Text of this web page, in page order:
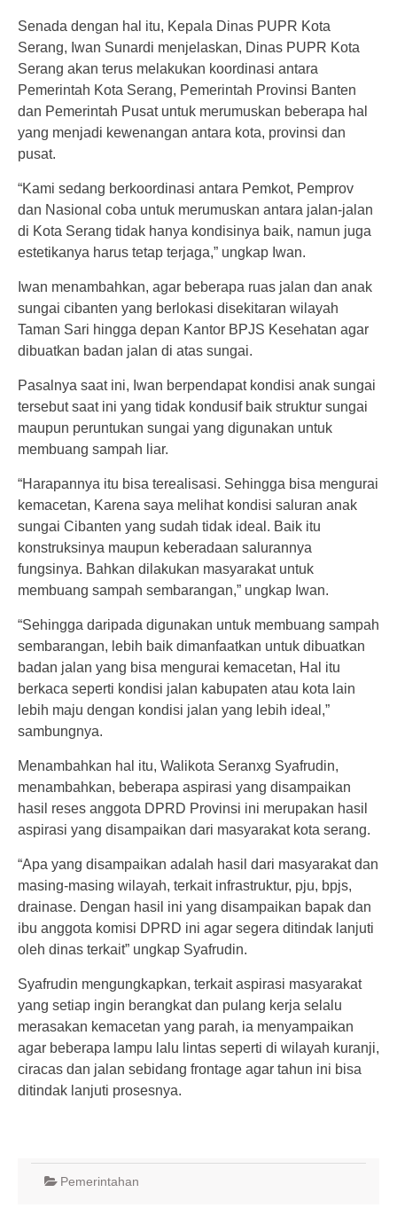
Senada dengan hal itu, Kepala Dinas PUPR Kota
Serang, Iwan Sunardi menjelaskan, Dinas PUPR Kota
Serang akan terus melakukan koordinasi antara
Pemerintah Kota Serang, Pemerintah Provinsi Banten
dan Pemerintah Pusat untuk merumuskan beberapa hal
yang menjadi kewenangan antara kota, provinsi dan
pusat.
“Kami sedang berkoordinasi antara Pemkot, Pemprov
dan Nasional coba untuk merumuskan antara jalan-jalan
di Kota Serang tidak hanya kondisinya baik, namun juga
estetikanya harus tetap terjaga,” ungkap Iwan.
Iwan menambahkan, agar beberapa ruas jalan dan anak
sungai cibanten yang berlokasi disekitaran wilayah
Taman Sari hingga depan Kantor BPJS Kesehatan agar
dibuatkan badan jalan di atas sungai.
Pasalnya saat ini, Iwan berpendapat kondisi anak sungai
tersebut saat ini yang tidak kondusif baik struktur sungai
maupun peruntukan sungai yang digunakan untuk
membuang sampah liar.
“Harapannya itu bisa terealisasi. Sehingga bisa mengurai
kemacetan, Karena saya melihat kondisi saluran anak
sungai Cibanten yang sudah tidak ideal. Baik itu
konstruksinya maupun keberadaan salurannya
fungsinya. Bahkan dilakukan masyarakat untuk
membuang sampah sembarangan,” ungkap Iwan.
“Sehingga daripada digunakan untuk membuang sampah
sembarangan, lebih baik dimanfaatkan untuk dibuatkan
badan jalan yang bisa mengurai kemacetan, Hal itu
berkaca seperti kondisi jalan kabupaten atau kota lain
lebih maju dengan kondisi jalan yang lebih ideal,”
sambungnya.
Menambahkan hal itu, Walikota Seranxg Syafrudin,
menambahkan, beberapa aspirasi yang disampaikan
hasil reses anggota DPRD Provinsi ini merupakan hasil
aspirasi yang disampaikan dari masyarakat kota serang.
“Apa yang disampaikan adalah hasil dari masyarakat dan
masing-masing wilayah, terkait infrastruktur, pju, bpjs,
drainase. Dengan hasil ini yang disampaikan bapak dan
ibu anggota komisi DPRD ini agar segera ditindak lanjuti
oleh dinas terkait” ungkap Syafrudin.
Syafrudin mengungkapkan, terkait aspirasi masyarakat
yang setiap ingin berangkat dan pulang kerja selalu
merasakan kemacetan yang parah, ia menyampaikan
agar beberapa lampu lalu lintas seperti di wilayah kuranji,
ciracas dan jalan sebidang frontage agar tahun ini bisa
ditindak lanjuti prosesnya.
Pemerintahan